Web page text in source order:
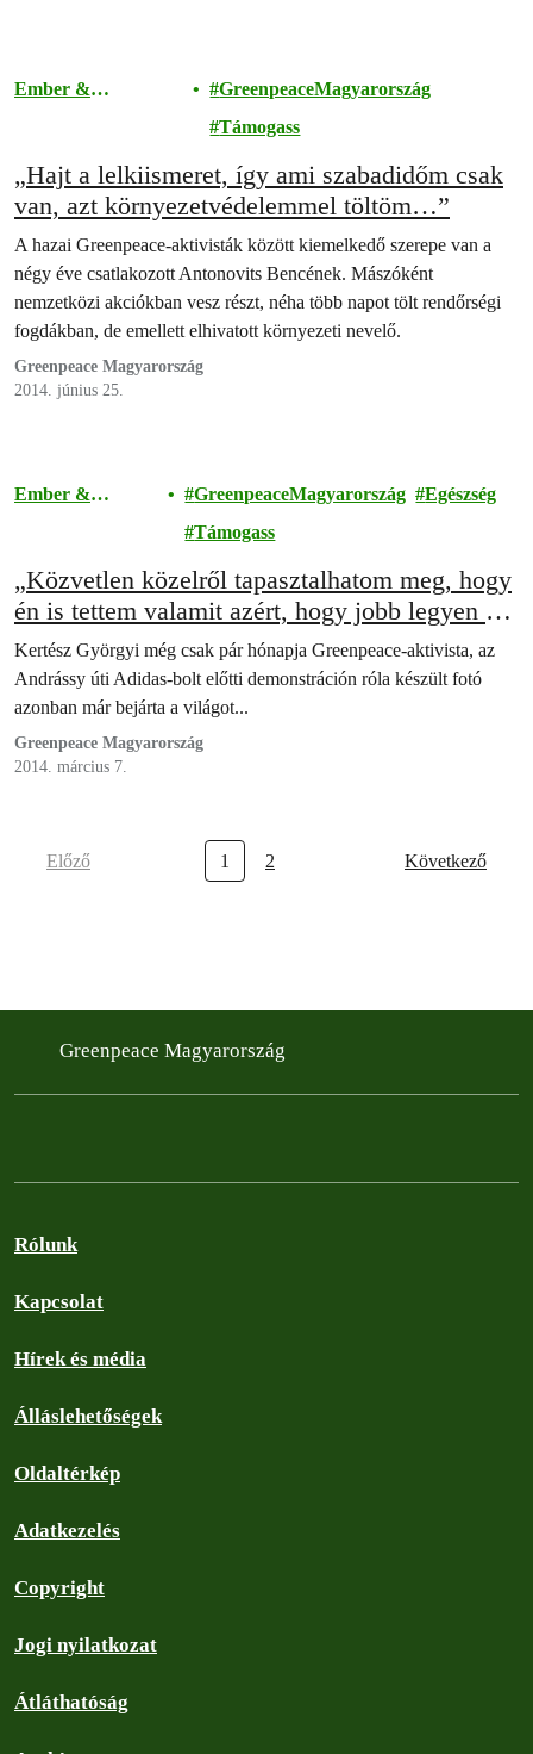
Ember &
GreenpeaceMagyarország
Támogass
„Hajt a lelkiismeret, így ami szabadidőm csak
van, azt környezetvédelemmel töltöm…”
A hazai Greenpeace-aktivisták között kiemelkedő szerepe van a
négy éve csatlakozott Antonovits Bencének. Mászóként
nemzetközi akciókban vesz részt, néha több napot tölt rendőrségi
fogdákban, de emellett elhivatott környezeti nevelő.
Greenpeace Magyarország
2014. június 25.
Ember &
GreenpeaceMagyarország
Egészség
Támogass
„Közvetlen közelről tapasztalhatom meg, hogy
én is tettem valamit azért, hogy jobb legyen a
világ”
Kertész Györgyi még csak pár hónapja Greenpeace-aktivista, az
Andrássy úti Adidas-bolt előtti demonstráción róla készült fotó
azonban már bejárta a világot...
Greenpeace Magyarország
2014. március 7.
Előző 1 2 Következő
Greenpeace Magyarország
Rólunk
Kapcsolat
Hírek és média
Álláslehetőségek
Oldaltérkép
Adatkezelés
Copyright
Jogi nyilatkozat
Átláthatóság